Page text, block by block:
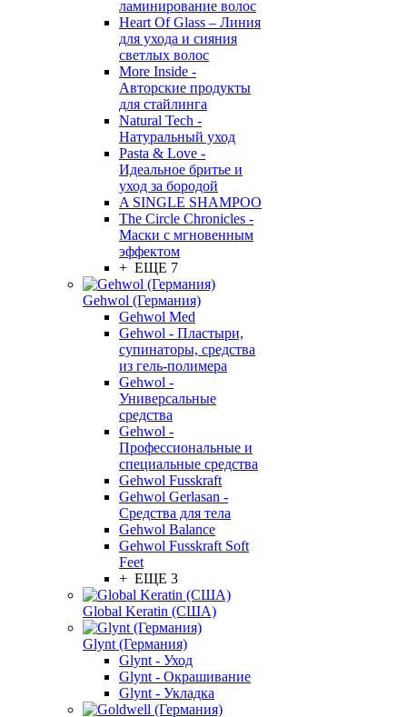
ламинирование волос
Heart Of Glass – Линия
для ухода и сияния
светлых волос
More Inside -
Авторские продукты
для стайлинга
Natural Tech -
Натуральный уход
Pasta & Love -
Идеальное бритье и
уход за бородой
A SINGLE SHAMPOO
The Circle Chronicles -
Маски с мгновенным
эффектом
+ ЕЩЕ 7
Gehwol (Германия)
Gehwol Med
Gehwol - Пластыри,
супинаторы, средства
из гель-полимера
Gehwol -
Универсальные
средства
Gehwol -
Профессиональные и
специальные средства
Gehwol Fusskraft
Gehwol Gerlasan -
Средства для тела
Gehwol Balance
Gehwol Fusskraft Soft
Feet
+ ЕЩЕ 3
Global Keratin (США)
Glynt (Германия)
Glynt - Уход
Glynt - Окрашивание
Glynt - Укладка